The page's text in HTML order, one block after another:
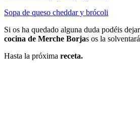
Sopa de queso cheddar y brócoli
Si os ha quedado alguna duda podéis
cocina de Merche Borjas os la
Hasta la próxima receta.